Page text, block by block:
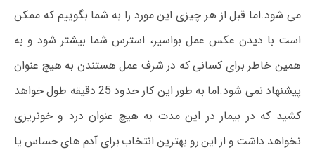
می شود.اما قبل از هر چیزی این مورد را به شما بگوییم که ممکن
است با دیدن عکس عمل بواسیر، استرس شما بیشتر شود و به
همین خاطر برای کسانی که در شرف عمل هستندن به هیچ عنوان
پیشنهاد نمی شود.اما به طور این کار حدود 25 دقیقه طول خواهد
کشید که در بیمار در این مدت به هیچ عنوان درد و خونریزی
نخواهد داشت و از این رو بهترین انتخاب برای آدم های حساس یا